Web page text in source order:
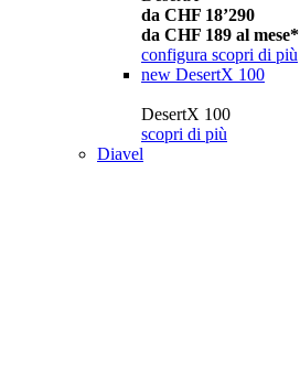
da CHF 18’290
da CHF 189 al mese*
configura scopri di più
new DesertX 100
DesertX 100
scopri di più
Diavel